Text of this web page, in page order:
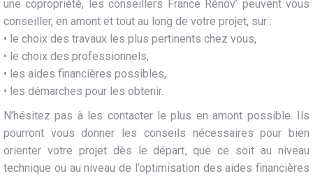
une copropriété, les conseillers France Rénov’ peuvent vous
conseiller, en amont et tout au long de votre projet, sur :
• le choix des travaux les plus pertinents chez vous,
• le choix des professionnels,
• les aides financières possibles,
• les démarches pour les obtenir.
N’hésitez pas à les contacter le plus en amont possible. Ils
pourront vous donner les conseils nécessaires pour bien
orienter votre projet dès le départ, que ce soit au niveau
technique ou au niveau de l’optimisation des aides financières